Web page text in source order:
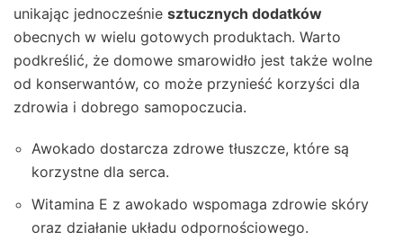
unikając jednocześnie sztucznych dodatków
obecnych w wielu gotowych produktach. Warto
podkreślić, że domowe smarowidło jest także wolne
od konserwantów, co może przynieść korzyści dla
zdrowia i dobrego samopoczucia.
Awokado dostarcza zdrowe tłuszcze, które są
korzystne dla serca.
Witamina E z awokado wspomaga zdrowie skóry
oraz działanie układu odpornościowego.